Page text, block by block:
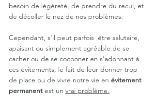
besoin de légèreté, de prendre du recul, et
de décoller le nez de nos problèmes.
Cependant, s'il peut parfois  être salutaire,
apaisant ou simplement agréable de se
cacher ou de se cocooner en s'adonnant à
ces évitements, le fait de leur donner trop
de place ou de vivre notre vie en évitement
permanent est un vrai problème.